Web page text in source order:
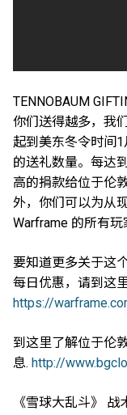
TENNOBAUM
你们送得越多，我
起到美东冬令时间
的送礼数量。每达
高的捐款给位于伦
外，你们可以为从
Warframe 的所有玩
要知道更多关于这
每日优惠，请到这
https://
到这里了解位于伦
息. http://
《雪球大乱斗》 战